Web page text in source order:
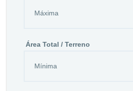
Área Total / Terreno